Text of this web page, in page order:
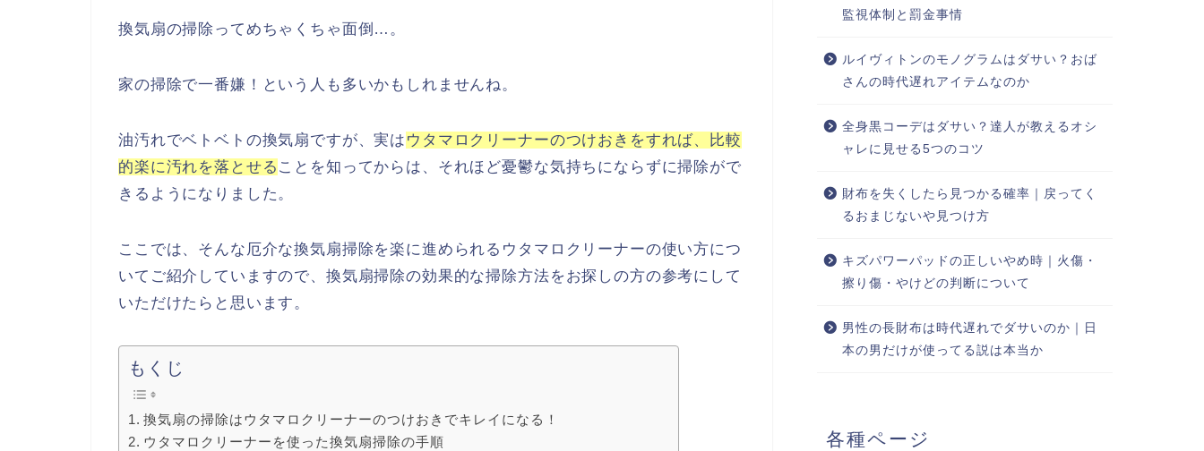
換気扇の掃除ってめちゃくちゃ面倒…。
家の掃除で一番嫌！という人も多いかもしれませんね。
油汚れでベトベトの換気扇ですが、実は ウタマロクリーナーのつけおきをすれば、比較
的楽に汚れを落とせる ことを知ってからは、それほど憂鬱な気持ちにならずに掃除がで
きるようになりました。
ここでは、そんな厄介な換気扇掃除を楽に進められるウタマロクリーナーの使い方につ
いてご紹介していますので、換気扇掃除の効果的な掃除方法をお探しの方の参考にして
いただけたらと思います。
もくじ
換気扇の掃除はウタマロクリーナーのつけおきでキレイになる！
ウタマロクリーナーを使った換気扇掃除の手順
監視体制と罰金事情
ルイヴィトンのモノグラムはダサい？おば
さんの時代遅れアイテムなのか
全身黒コーデはダサい？達人が教えるオシ
ャレに見せる5つのコツ
財布を失くしたら見つかる確率｜戻ってく
るおまじないや見つけ方
キズパワーパッドの正しいやめ時｜火傷・
擦り傷・やけどの判断について
男性の長財布は時代遅れでダサいのか｜日
本の男だけが使ってる説は本当か
各種ページ